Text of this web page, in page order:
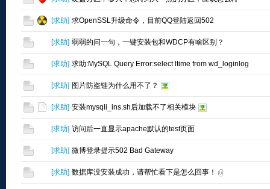
[求助] 求OpenSSL升级命令，目前QQ登陆返回502
[求助] 弱弱的问一句，一键安装包和WDCP有啥区别？
[求助] 求助:MySQL Query Error:select ltime from wd_loginlog
[求助] 图片防盗链为什么用不了？
[求助] 安装mysqli_ins.sh后加载不了相关模块
[求助] 访问后一直显示apache默认的test页面
[求助] 微博登录提示502 Bad Gateway
[求助] 数据库没安装成功，请帮忙看下是怎么回事！